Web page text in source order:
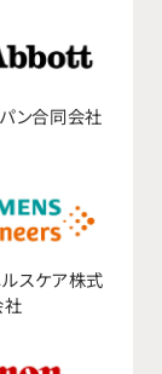
ン合同会社
スケア株式